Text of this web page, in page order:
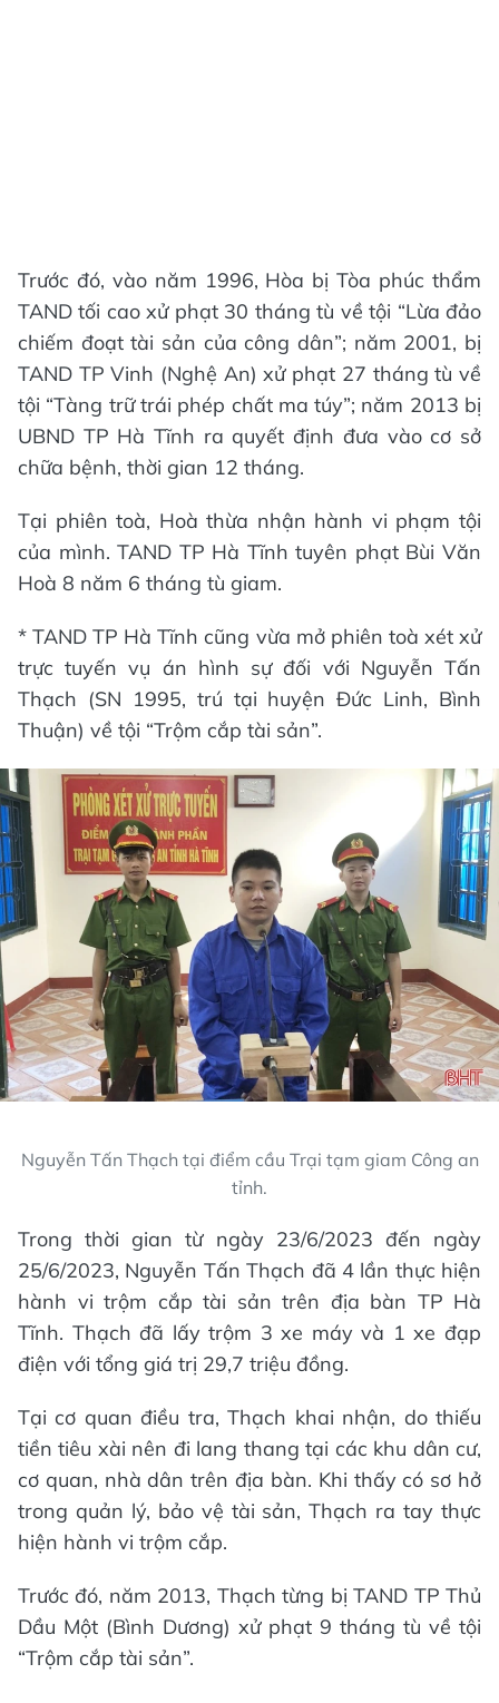
Trước đó, vào năm 1996, Hòa bị Tòa phúc thẩm
TAND tối cao xử phạt 30 tháng tù về tội “Lừa đảo
chiếm đoạt tài sản của công dân”; năm 2001, bị
TAND TP Vinh (Nghệ An) xử phạt 27 tháng tù về
tội “Tàng trữ trái phép chất ma túy”; năm 2013 bị
UBND TP Hà Tĩnh ra quyết định đưa vào cơ sở
chữa bệnh, thời gian 12 tháng.
Tại phiên toà, Hoà thừa nhận hành vi phạm tội
của mình. TAND TP Hà Tĩnh tuyên phạt Bùi Văn
Hoà 8 năm 6 tháng tù giam.
* TAND TP Hà Tĩnh cũng vừa mở phiên toà xét xử
trực tuyến vụ án hình sự đối với Nguyễn Tấn
Thạch (SN 1995, trú tại huyện Đức Linh, Bình
Thuận) về tội “Trộm cắp tài sản”.
Nguyễn Tấn Thạch tại điểm cầu Trại tạm giam Công an
tỉnh.
Trong thời gian từ ngày 23/6/2023 đến ngày
25/6/2023, Nguyễn Tấn Thạch đã 4 lần thực hiện
hành vi trộm cắp tài sản trên địa bàn TP Hà
Tĩnh. Thạch đã lấy trộm 3 xe máy và 1 xe đạp
điện với tổng giá trị 29,7 triệu đồng.
Tại cơ quan điều tra, Thạch khai nhận, do thiếu
tiền tiêu xài nên đi lang thang tại các khu dân cư,
cơ quan, nhà dân trên địa bàn. Khi thấy có sơ hở
trong quản lý, bảo vệ tài sản, Thạch ra tay thực
hiện hành vi trộm cắp.
Trước đó, năm 2013, Thạch từng bị TAND TP Thủ
Dầu Một (Bình Dương) xử phạt 9 tháng tù về tội
“Trộm cắp tài sản”.